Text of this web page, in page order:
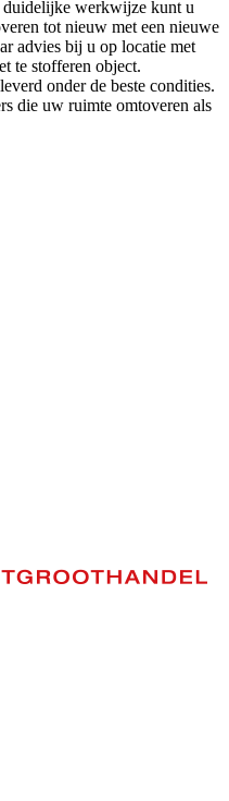
duidelijke werkwijze kunt u
tot nieuw met een nieuwe
advies bij u op locatie met
te stofferen object.
onder de beste condities.
die uw ruimte omtoveren als